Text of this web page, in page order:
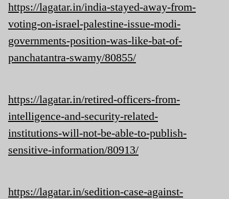
https://lagatar.in/india-stayed-away-from-
voting-on-israel-palestine-issue-modi-
governments-position-was-like-bat-of-
panchatantra-swamy/80855/
https://lagatar.in/retired-officers-from-
intelligence-and-security-related-
institutions-will-not-be-able-to-publish-
sensitive-information/80913/
https://lagatar.in/sedition-case-against-